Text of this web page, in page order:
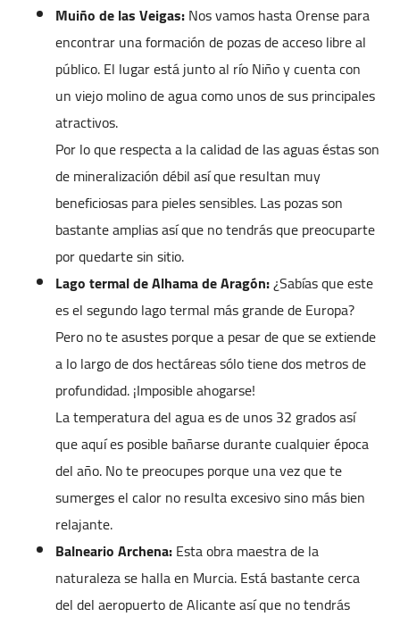
Muiño de las Veigas:Nos vamos hasta Orense para
encontrar una formación de pozas de acceso libre al
público. El lugar está junto al río Niño y cuenta con
un viejo molino de agua como unos de sus principales
atractivos.
Por lo que respecta a la calidad de las aguas éstas son
de mineralización débil así que resultan muy
beneficiosas para pieles sensibles. Las pozas son
bastante amplias así que no tendrás que preocuparte
por quedarte sin sitio.
Lago termal de Alhama de Aragón:¿Sabías que este
es el segundo lago termal más grande de Europa?
Pero no te asustes porque a pesar de que se extiende
a lo largo de dos hectáreas sólo tiene dos metros de
profundidad. ¡Imposible ahogarse!
La temperatura del agua es de unos 32 grados así
que aquí es posible bañarse durante cualquier época
del año. No te preocupes porque una vez que te
sumerges el calor no resulta excesivo sino más bien
relajante.
Balneario Archena:Esta obra maestra de la
naturaleza se halla en Murcia. Está bastante cerca
del del aeropuerto de Alicante así que no tendrás